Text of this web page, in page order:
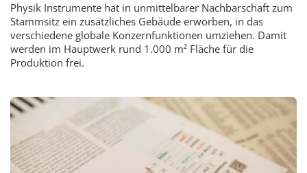
Physik Instrumente hat in unmittelbarer Nachbarschaft zum
Stammsitz ein zusätzliches Gebäude erworben, in das
verschiedene globale Konzernfunktionen umziehen. Damit
werden im Hauptwerk rund 1.000 m² Fläche für die
Produktion frei.